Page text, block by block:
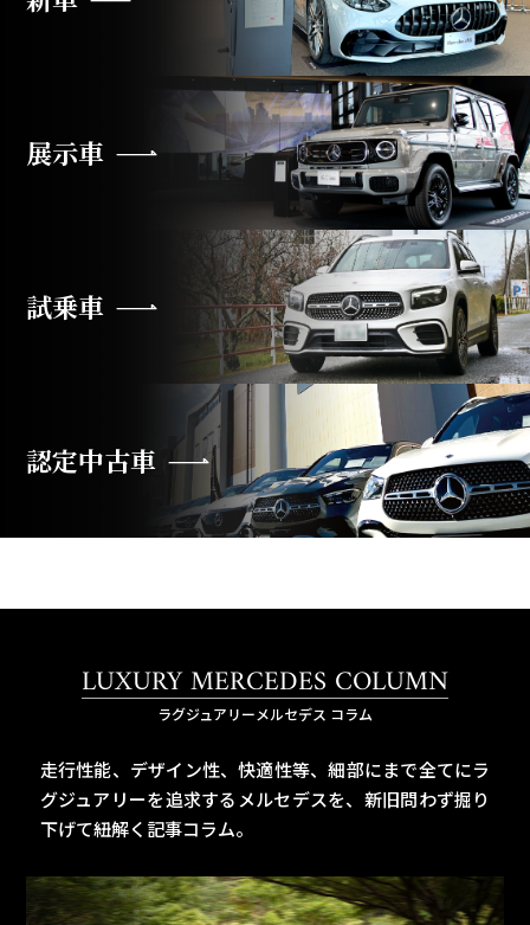
展示車
試乗車
認定中古車
LUXURY MERCEDES COLUMN
ラグジュアリーメルセデス コラム
走行性能、デザイン性、快適性等、細部にまで全てにラ
グジュアリーを追求するメルセデスを、 新旧問わず掘り
下げて紐解く記事コラム。